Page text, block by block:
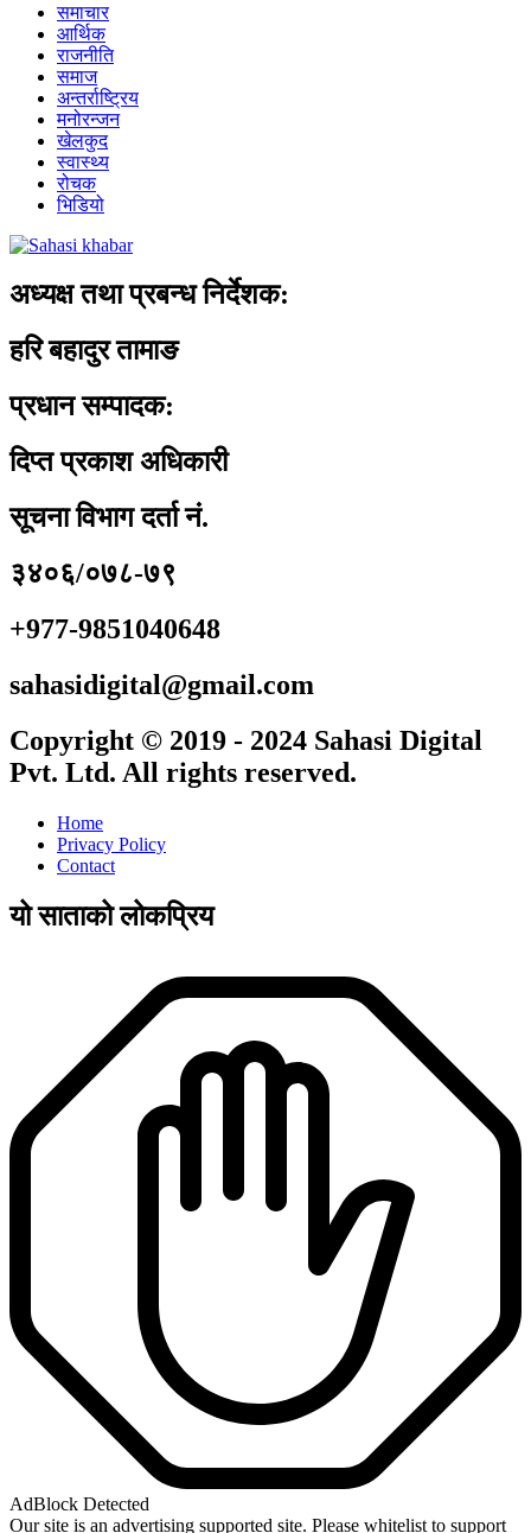
समाचार
आर्थिक
राजनीति
समाज
अन्तर्राष्ट्रिय
मनोरन्जन
खेलकुद
स्वास्थ्य
रोचक
भिडियो
अध्यक्ष तथा प्रबन्ध निर्देशक:
हरि बहादुर तामाङ
प्रधान सम्पादक:
दिप्त प्रकाश अधिकारी
सूचना विभाग दर्ता नं.
३४०६/०७८-७९
+977-9851040648
sahasidigital@gmail.com
Copyright © 2019 - 2024 Sahasi Digital
Pvt. Ltd. All rights reserved.
Home
Privacy Policy
Contact
यो साताको लोकप्रिय
AdBlock Detected
Our site is an advertising supported site. Please whitelist to support